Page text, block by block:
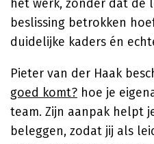
het werk, zonder dat de
beslissing betrokken
duidelijke kaders én
Pieter van der Haak
goed komt? hoe je
team. Zijn aanpak helpt
beleggen, zodat jij als